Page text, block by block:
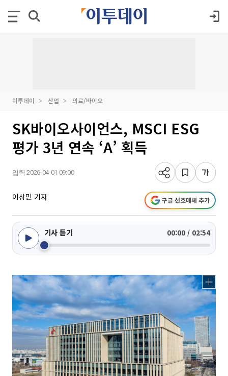
이투데이 산업 의료/바이오
SK바이오사이언스, MSCI ESG
평가 3년 연속 ‘A’ 획득
입력 2026-04-01 09:00
이상민 기자 구글 선호매체 추가
기사 듣기 00:00 / 02:54